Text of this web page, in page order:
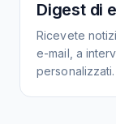
Digest di
Ricevete
e-mail, a
personalizzati.